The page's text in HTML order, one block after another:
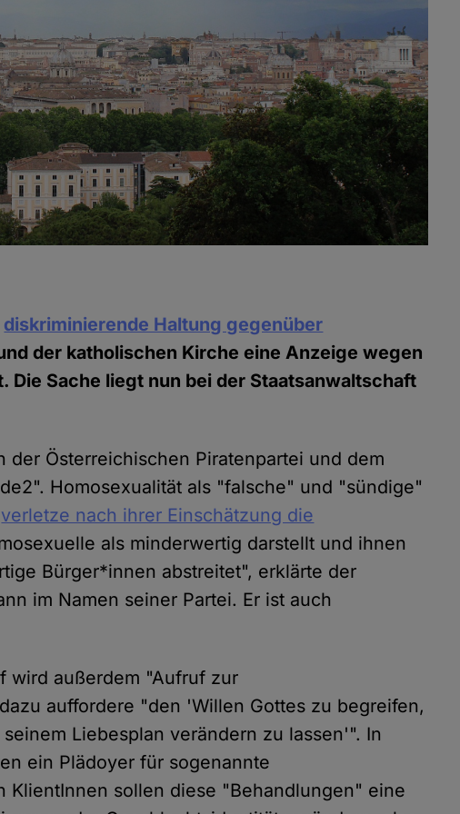
diskriminierende Haltung gegenüber
der katholischen Kirche eine Anzeige wegen
Sache liegt nun bei der Staatsanwaltschaft
Österreichischen Piratenpartei und dem
Homosexualität als "falsche" und "sündige"
verletze nach ihrer Einschätzung die
als minderwertig darstellt und ihnen
Bürger*innen abstreitet", erklärte der
im Namen seiner Partei. Er ist auch
wird außerdem "Aufruf zur
auffordere "den 'Willen Gottes zu begreifen,
Liebesplan verändern zu lassen'". In
ein Plädoyer für sogenannte
KlientInnen sollen diese "Behandlungen" eine